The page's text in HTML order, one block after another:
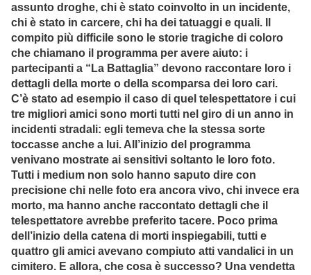
assunto droghe, chi è stato coinvolto in un incidente,
chi è stato in carcere, chi ha dei tatuaggi e quali. Il
compito più difficile sono le storie tragiche di coloro
che chiamano il programma per avere aiuto: i
partecipanti a “La Battaglia” devono raccontare loro i
dettagli della morte o della scomparsa dei loro cari.
C’è stato ad esempio il caso di quel telespettatore i cui
tre migliori amici sono morti tutti nel giro di un anno in
incidenti stradali: egli temeva che la stessa sorte
toccasse anche a lui. All’inizio del programma
venivano mostrate ai sensitivi soltanto le loro foto.
Tutti i medium non solo hanno saputo dire con
precisione chi nelle foto era ancora vivo, chi invece era
morto, ma hanno anche raccontato dettagli che il
telespettatore avrebbe preferito tacere. Poco prima
dell’inizio della catena di morti inspiegabili, tutti e
quattro gli amici avevano compiuto atti vandalici in un
cimitero. E allora, che cosa è successo? Una vendetta